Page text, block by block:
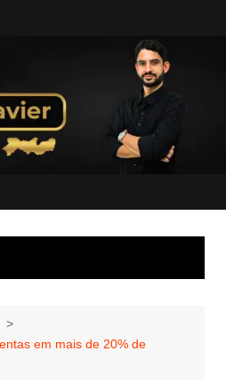
em mais de 20% de